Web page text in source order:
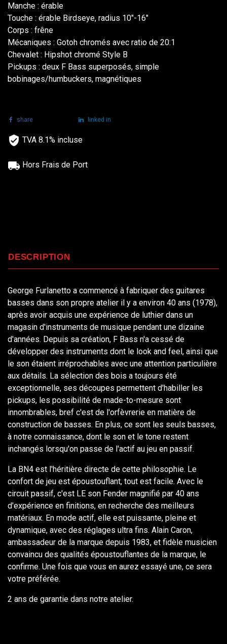
Manche : érable
Touche : érable Birdseye, radius 10"-16"
Corps : frêne
Mécaniques : Gotoh chromés avec ratio de 20:1
Chevalet : Hipshot chromé Style B
Pickups : deux F Bass superposés, simple
bobinages/humbuckers, magnétiques
share linked in
TVA 8.1% incluse
Hors Frais de Port
DESCRIPTION
George Furlanetto a commencé à fabriquer des guitares
basses dans son propre atelier il y a environ 40 ans (1978),
après avoir acquis une expérience de luthier dans un
magasin d'instruments de musique pendant une dizaine
d'années. Depuis sa création, F Bass n'a cessé de
développer des instruments dont le look and feel, ainsi que
le son étaient irréprochables avec une attention particulière
aux détails. La sélection des bois a toujours été
exceptionnelle, ses découpes permettent d'habiller les
pickups, les possibilité de made-to-mesure sont
innombrables, bref c'est de l'orfèvrerie en matière de
construction de basses. En plus, ce sont les seuls basses,
à notre connaissance, dont le son et le tone restent
inchangés lorsqu'on passe de l'actif au jeu en passif.
La BN4 est l'héritière directe de cette philosophie. Le
confort de jeu est époustouflant, tout est facile. Avec le
circuit passif, c'est LE son Fender magnifié par 40 ans
d'expérience en finitions, en recherche des meilleurs
matériaux. En mode actif, elle est puissante, pleine et
dynamique, avec des réglages ultra fins. Alain Caron,
ambassadeur de la marque depuis 1983, et fidèle musicien
convaincu des qualités époustouflantes de la marque, le
confirme. Une fois que vous en aurez essayé une, ce sera
votre préférée.
2 ans de garantie dans notre atelier.